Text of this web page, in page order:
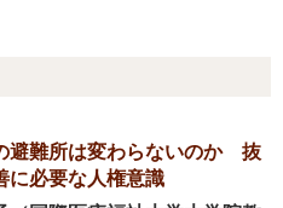
避難所は変わらないのか 抜
に必要な人権意識